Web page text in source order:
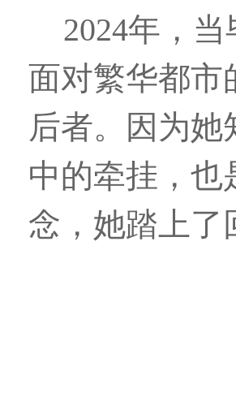
2024年，
面对繁华都市
后者。因为
中的牵挂，也
念，她踏上了